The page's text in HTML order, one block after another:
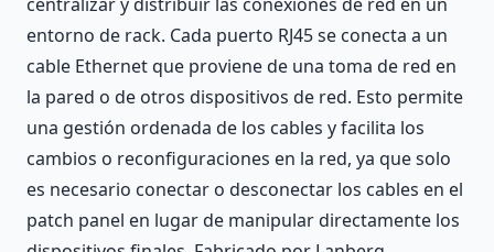
entorno de rack. Cada puerto RJ45 se conecta a un
cable Ethernet que proviene de una toma de red en
la pared o de otros dispositivos de red. Esto permite
una gestión ordenada de los cables y facilita los
cambios o reconfiguraciones en la red, ya que solo
es necesario conectar o desconectar los cables en el
patch panel en lugar de manipular directamente los